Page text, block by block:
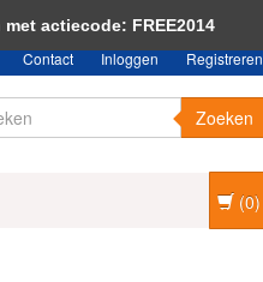
Contact Inloggen Registreren
Zoeken
(0)
over cookies »
actiecode: FREE2014